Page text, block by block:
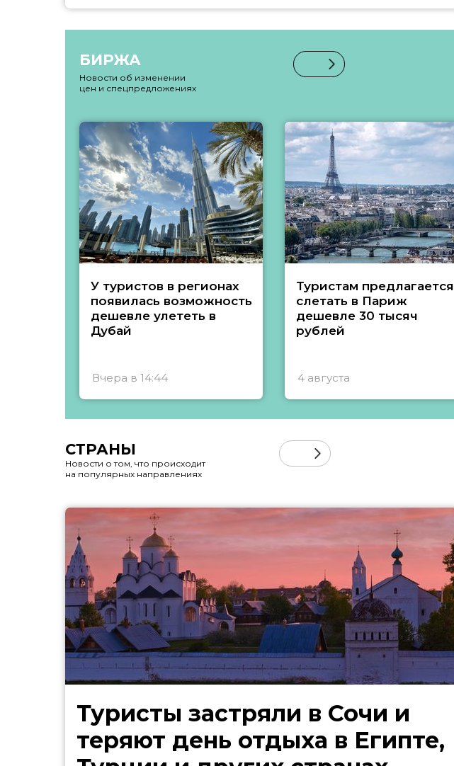
БИРЖА
Новости об изменении
цен и спецпредложениях
У туристов в регионах
появилась возможность
дешевле улететь в
Дубай
Вчера в 14:44
Туристам предлагается
слетать в Париж
дешевле 30 тысяч
рублей
4 августа
СТРАНЫ
Новости о том, что происходит
на популярных направлениях
Туристы застряли в Сочи и
теряют день отдыха в Египте,